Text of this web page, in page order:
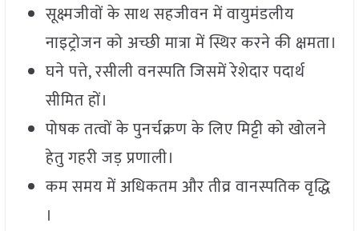
सूक्ष्मजीवों के साथ सहजीवन में वायुमंडलीय
नाइट्रोजन को अच्छी मात्रा में स्थिर करने की क्षमता।
घने पत्ते, रसीली वनस्पति जिसमें रेशेदार पदार्थ
सीमित हों।
पोषक तत्वों के पुनर्चक्रण के लिए मिट्टी को खोलने
हेतु गहरी जड़ प्रणाली।
कम समय में अधिकतम और तीव्र वानस्पतिक वृद्धि
।